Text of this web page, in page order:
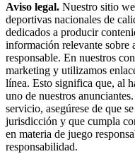
Aviso legal. Nuestro sitio
deportivas nacionales de
dedicados a producir
información relevante sobre
responsable. En nuestros
marketing y utilizamos
línea. Esto significa que, al
uno de nuestros
servicio, asegúrese de que
jurisdicción y que cumpla
en materia de juego
responsabilidad.